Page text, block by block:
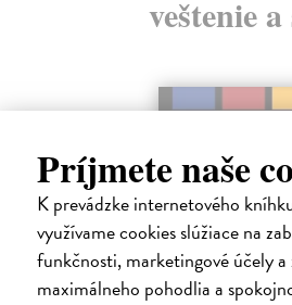
Príjmete naše
K prevádzke internetového
využívame cookies slúžiace na
funkčnosti, marketingové účely a
maximálneho pohodlia a
veštenie